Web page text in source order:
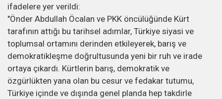
ifadelere yer verildi:
"Önder Abdullah Öcalan ve PKK öncülüğünde Kürt
tarafının attığı bu tarihsel adımlar, Türkiye siyasi ve
toplumsal ortamını derinden etkileyerek, barış ve
demokratikleşme doğrultusunda yeni bir ruh ve irade
ortaya çıkardı. Kürtlerin barış, demokratik ve
özgürlükten yana olan bu cesur ve fedakar tutumu,
Türkiye içinde ve dışında genel planda hep takdirle